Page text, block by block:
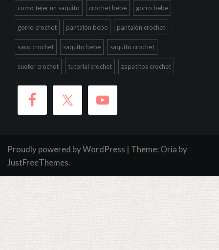
como tejer un saquito crochet bebe gorro bebe
gorro crochet pantalón bebe pantalón crochet
saco crochet saquito bebe saquito crochet
sueter crochet tutorial crochet zapatitos crochet
Proudly powered by WordPress | Theme: Oria by
JustFreeThemes.